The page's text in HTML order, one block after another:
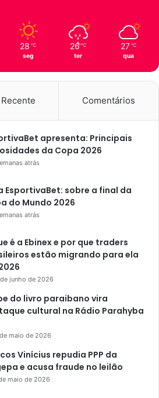
28 ℃
seg
26 ℃
ter
27 ℃
qua
Recente Comentários
apresenta: Principais
da Copa 2026
atrás
EsportivaBet: sobre a final da
do Mundo 2026
atrás
é a Ebinex e por que traders
estão migrando para ela
junho de 2026
do livro paraibano vira
cultural na Rádio Parahyba
maio de 2026
Vinícius repudia PPP da
e acusa fraude no leilão
maio de 2026